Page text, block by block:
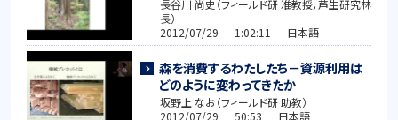
長谷川 尚史（フィールド研 准教授，芦生研究林
長）
2012/07/29 1:02:11 日本語
森を消費するわたしたち－資源利用は
どのように変わってきたか
坂野上 なお（フィールド研 助教）
2012/07/29 50:53 日本語